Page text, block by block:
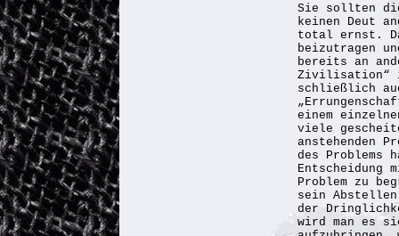
Sie sollten
keinen Deut
total ernst.
beizutragen
bereits an
Zivilisation“
schließlich
einem
viele
anstehenden
des Problems
Entscheidung
Problem zu
sein
der
wird man es